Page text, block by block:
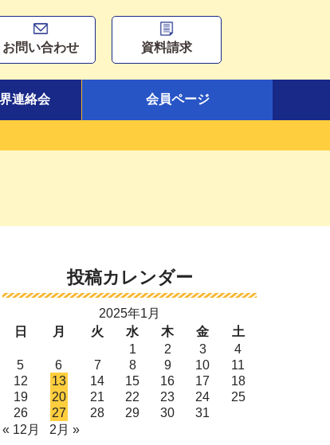
お問い合わせ 資料請求
連絡会 会員ページ
投稿カレンダー
2025年1月
日
月 火 水 木 金
土
1
2 3
4
5
6 7 8 9 10
11
12
13 14 15 16 17
18
19
20 21 22 23 24
25
26
27 28 29 30
31
« 12月
2月 »